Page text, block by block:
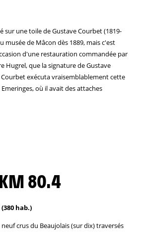
sur une toile de Gustave Courbet (1819-
musée de Mâcon dès 1889, mais c'est
d'une restauration commandée par
Hugrel, que la signature de Gustave
exécuta vraisemblablement cette
où il avait des attaches
KM 80.4
hab.)
crus du Beaujolais (sur dix) traversés